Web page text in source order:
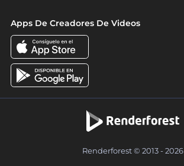
Apps De Creadores De Videos
Renderforest © 2013 - 2026